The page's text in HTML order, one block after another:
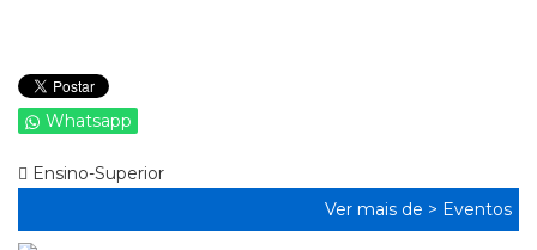
Whatsapp
Ensino-Superior
Ver mais de > Eventos